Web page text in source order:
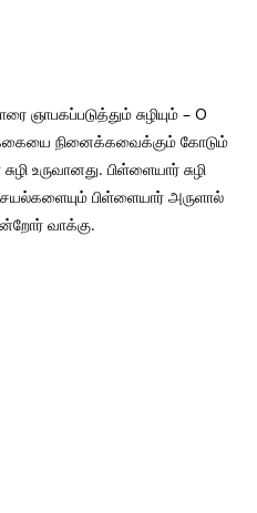
சுழியும் – O
நினைக்கவைக்கும் கோடும்
உருவானது. பிள்ளையார் சுழி
பிள்ளையார் அருளால்
வாக்கு.